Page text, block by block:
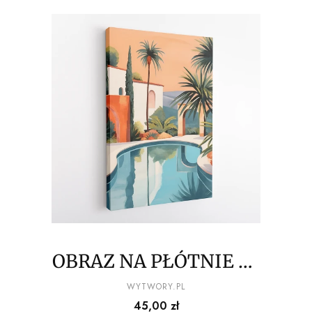
OBRAZ NA PŁÓTNIE La
Dolce Vita - Willa z
basenem pod palmami
PRODUCENT
WYTWORY.PL
Cena
45,00 zł